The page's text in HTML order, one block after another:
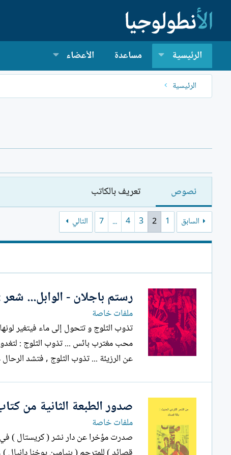
الرئيسية مساعدة الأعضاء
الرئيسية
نصوص تعريف بالكاتب
السابق 1
2
3
4
...
7 التالي
رستم باجلان - الوابل... شعر
ملفات خاصة
تذوب الثلوج و تتحول إلى ماء فيتغير
عن الرزيئة ... تذوب الثلوج , فتشد الرحال
صدور الطبعة الثانية من
ملفات خاصة